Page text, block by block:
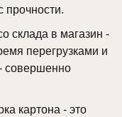
прочности.
склада в магазин -
перегрузками и
совершенно
картона - это